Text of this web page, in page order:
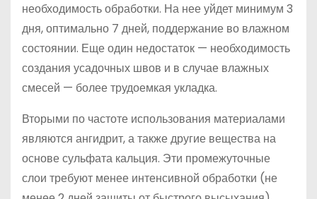
необходимость обработки. На нее уйдет минимум 3
дня, оптимально 7 дней, поддержание во влажном
состоянии. Еще один недостаток — необходимость
создания усадочных швов и в случае влажных
смесей — более трудоемкая укладка.
Вторыми по частоте использования материалами
являются ангидрит, а также другие вещества на
основе сульфата кальция. Эти промежуточные
слои требуют менее интенсивной обработки (не